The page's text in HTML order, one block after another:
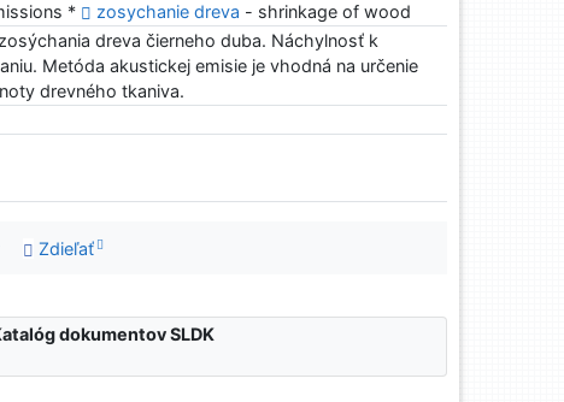
* zosychanie dreva - shrinkage of wood
dreva čierneho duba. Náchylnosť k
Metóda akustickej emisie je vhodná na určenie
drevného tkaniva.
Zdieľať
dokumentov SLDK